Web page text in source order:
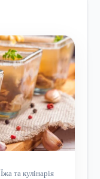
Їжа та кулінарія